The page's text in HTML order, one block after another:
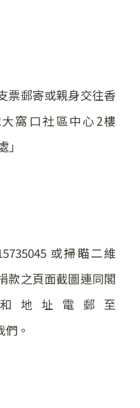
票郵寄或親身交往香
窩口社區中心2樓
或掃瞄二維
款之頁面截圖連同閣
地址電郵至
。